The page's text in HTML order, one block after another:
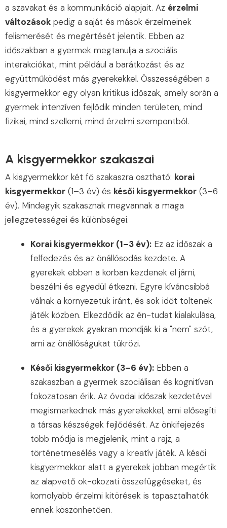
a szavakat és a kommunikáció alapjait. Az érzelmi
változások pedig a saját és mások érzelmeinek
felismerését és megértését jelentik. Ebben az
időszakban a gyermek megtanulja a szociális
interakciókat, mint például a barátkozást és az
együttműködést más gyerekekkel. Összességében a
kisgyermekkor egy olyan kritikus időszak, amely során a
gyermek intenzíven fejlődik minden területen, mind
fizikai, mind szellemi, mind érzelmi szempontból.
A kisgyermekkor szakaszai
A kisgyermekkor két fő szakaszra osztható: korai
kisgyermekkor (1–3 év) és késői kisgyermekkor (3–6
év). Mindegyik szakasznak megvannak a maga
jellegzetességei és különbségei.
Korai kisgyermekkor (1–3 év): Ez az időszak a
felfedezés és az önállósodás kezdete. A
gyerekek ebben a korban kezdenek el járni,
beszélni és egyedül étkezni. Egyre kíváncsibbá
válnak a környezetük iránt, és sok időt töltenek
játék közben. Elkezdődik az én-tudat kialakulása,
és a gyerekek gyakran mondják ki a "nem" szót,
ami az önállóságukat tükrözi.
Késői kisgyermekkor (3–6 év): Ebben a
szakaszban a gyermek szociálisan és kognitívan
fokozatosan érik. Az óvodai időszak kezdetével
megismerkednek más gyerekekkel, ami elősegíti
a társas készségek fejlődését. Az önkifejezés
több módja is megjelenik, mint a rajz, a
történetmesélés vagy a kreatív játék. A késői
kisgyermekkor alatt a gyerekek jobban megértik
az alapvető ok-okozati összefüggéseket, és
komolyabb érzelmi kitörések is tapasztalhatók
ennek köszönhetően.